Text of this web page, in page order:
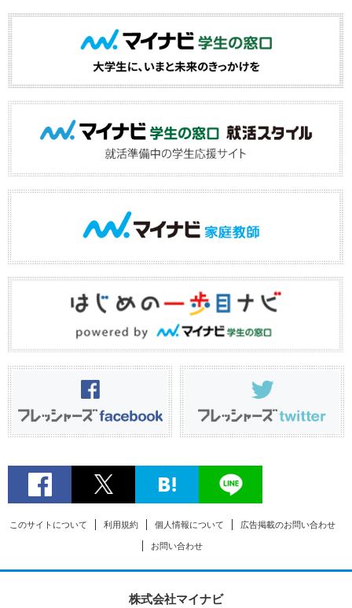
このサイトについて 利用規約 個人情報について 広告掲載のお問い合わせ
お問い合わせ
株式会社マイナビ